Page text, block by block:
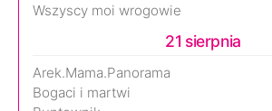
Wszyscy moi wrogowie
21 sierpnia
Arek.Mama.Panorama
Bogaci i martwi